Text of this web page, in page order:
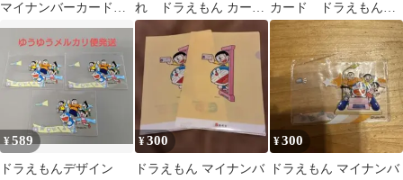
マイナンバーカードケ
ース4枚
れ ドラえもん カード
ケース
カード ドラえもん
クリアファイル2枚セッ
ト A4サイズ
¥589
ドラえもんデザイン
¥300
ドラえもん マイナンバ
¥300
ドラえもん マイナンバ